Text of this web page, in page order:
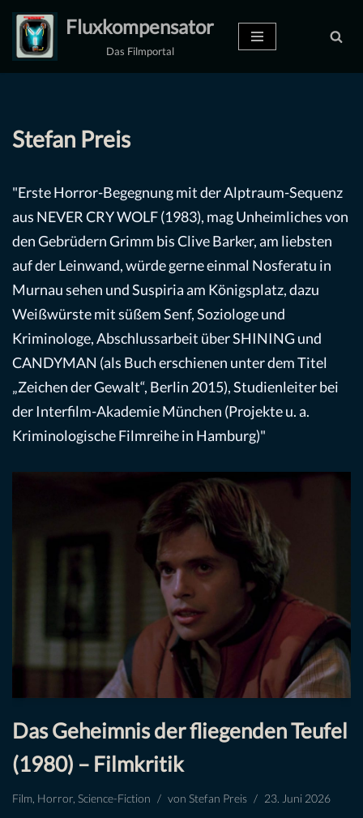
Zum
Inhalt
Fluxkompensator
Das Filmportal
Stefan Preis
"Erste Horror-Begegnung mit der Alptraum-Sequenz
aus NEVER CRY WOLF (1983), mag Unheimliches von
den Gebrüdern Grimm bis Clive Barker, am liebsten
auf der Leinwand, würde gerne einmal Nosferatu in
Murnau sehen und Suspiria am Königsplatz, dazu
Weißwürste mit süßem Senf, Soziologe und
Kriminologe, Abschlussarbeit über SHINING und
CANDYMAN (als Buch erschienen unter dem Titel
„Zeichen der Gewalt“, Berlin 2015), Studienleiter bei
der Interfilm-Akademie München (Projekte u. a.
Kriminologische Filmreihe in Hamburg)"
Das Geheimnis der fliegenden Teufel
(1980) – Filmkritik
Film Horror Science-Fiction von Stefan Preis 23. Juni 2026